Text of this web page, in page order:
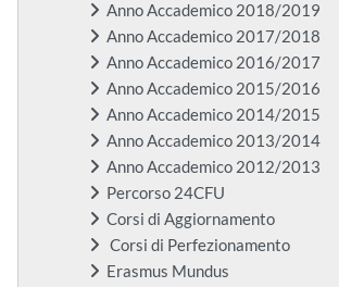
Anno Accademico 2018/2019
Anno Accademico 2017/2018
Anno Accademico 2016/2017
Anno Accademico 2015/2016
Anno Accademico 2014/2015
Anno Accademico 2013/2014
Anno Accademico 2012/2013
Percorso 24CFU
Corsi di Aggiornamento
Corsi di Perfezionamento
Erasmus Mundus